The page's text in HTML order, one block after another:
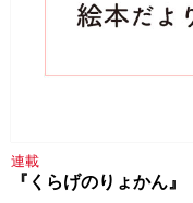
連載
『くらげのりょかん